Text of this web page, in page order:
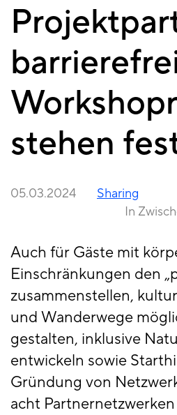
stehen
05.03.2024
Sharing
In
Auch für Gäste mit
Einschränkungen den
zusammenstellen,
und Wanderwege
gestalten, inklusive
entwickeln sowie
Gründung von
acht